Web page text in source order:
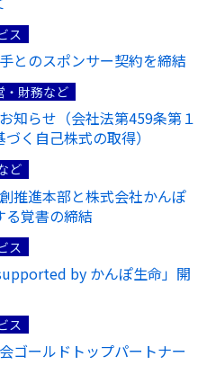
ス
とのスポンサー契約を締結
・財務など
知らせ（会社法第459条第１
く自己株式の取得）
ど
推進本部と株式会社かんぽ
る覚書の締結
ス
supported by かんぽ生命」開
ス
ゴールドトップパートナー